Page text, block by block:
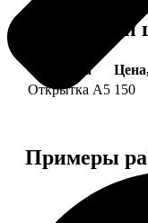
Форматы и
Услуга
Открытка А5 150
Примеры